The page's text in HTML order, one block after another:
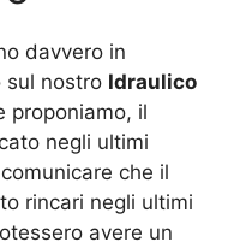
davvero in
sul nostro Idraulico
proponiamo, il
negli ultimi
che il
rincari negli ultimi
avere un